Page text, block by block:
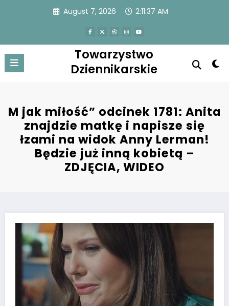
August 7, 2026 2:11:38 AM
Towarzystwo
Dziennikarskie
M jak miłość” odcinek 1781: Anita
znajdzie matkę i napisze się
łzami na widok Anny Lerman!
Będzie już inną kobietą –
ZDJĘCIA, WIDEO